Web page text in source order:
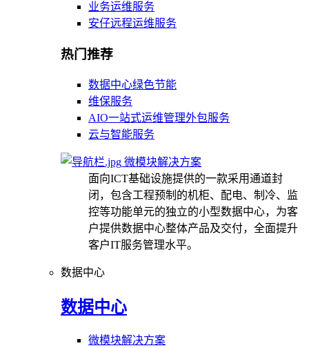
业务运维服务
安仔远程运维服务
热门推荐
数据中心绿色节能
维保服务
AIO一站式运维管理外包服务
云与智能服务
微模块解决方案
面向ICT基础设施提供的一款采用通道封
闭，包含工程预制的机柜、配电、制冷、监
控等功能单元的独立的小型数据中心，为客
户提供数据中心整体产品及交付，全面提升
客户IT服务管理水平。
数据中心
数据中心
微模块解决方案